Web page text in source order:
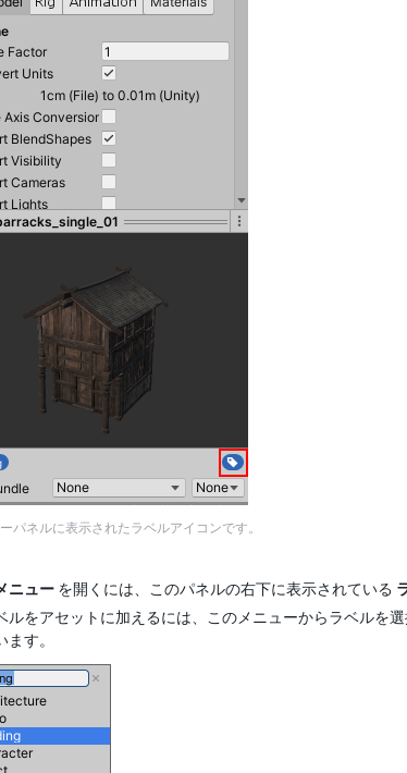
パネルに表示されたラベルアイコンです。
ニュー を開くには、このパネルの右下に表示されている
ルをアセットに加えるには、このメニューからラベルを
ます。